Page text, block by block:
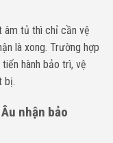
âm tủ thì chỉ cần vệ
là xong. Trường hợp
hành bảo trì, vệ
bị.
nhận bảo